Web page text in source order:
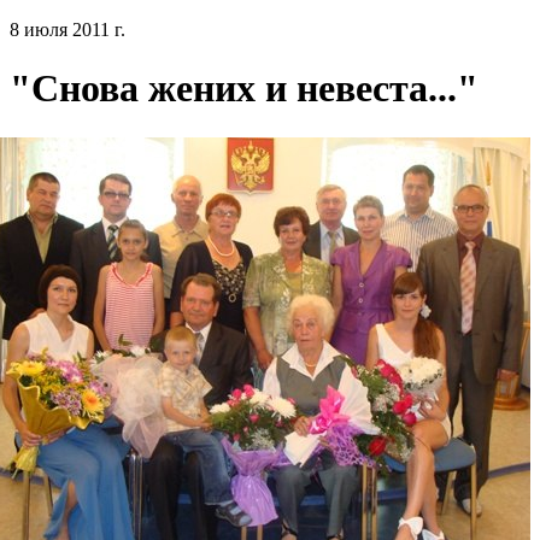
8 июля 2011 г.
"Снова жених и невеста..."